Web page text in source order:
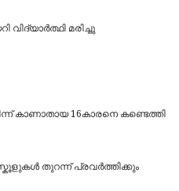
വിദ്യാ‍ർത്ഥി മരിച്ചു
കാണാതായ 16കാരനെ കണ്ടെത്തി
തുറന്ന് പ്രവര്‍ത്തിക്കും